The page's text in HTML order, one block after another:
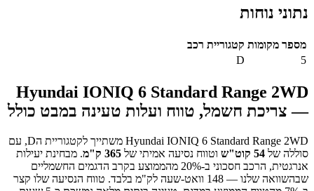
נתוני נוחות
מספר מקומות קטגוריית רכב
5
D
Hyundai IONIQ 6 Standard Range 2WD
— צריכת חשמל, טווח ועלות טעינה במבט כולל
Hyundai IONIQ 6 Standard Range 2WD משתייך לקטגוריית הD, עם
סוללה של 54 קוט"ש וטווח נסיעה אמיתי של 365 ק"מ. מבחינת יעילות
אנרגטית, הרכב חסכוני ב-
20 % מהממוצע בקרב הדגמים החשמליים
שבהשוואה שלנו — 148 וואט-שעה לק"מ בלבד. טווח הנסיעה שלו קצר